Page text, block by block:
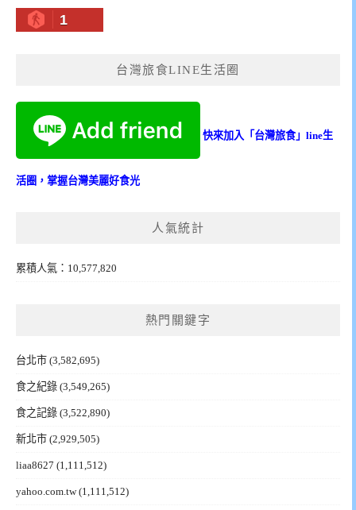
1
台灣旅食LINE生活圈
快來加入「台灣旅食」line生
活圈，掌握台灣美麗好食光
人氣統計
累積人氣：10,577,820
熱門關鍵字
台北市 (3,582,695)
食之紀錄 (3,549,265)
食之記錄 (3,522,890)
新北市 (2,929,505)
liaa8627 (1,111,512)
yahoo.com.tw(1,111,512)